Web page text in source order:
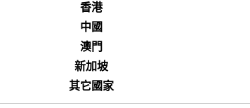
香港
中國
澳門
新加坡
其它國家